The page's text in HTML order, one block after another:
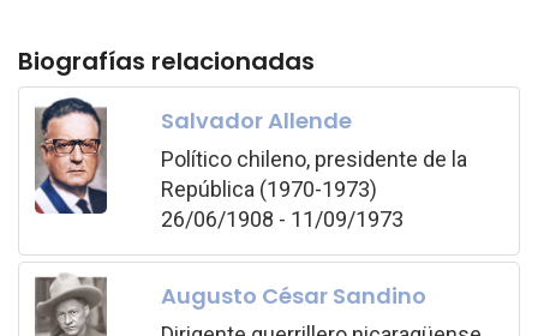
Biografías relacionadas
Salvador Allende
Político chileno, presidente de la
República (1970-1973)
26/06/1908 - 11/09/1973
Augusto César Sandino